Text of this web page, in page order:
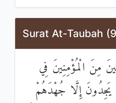
Surat At-Taubah
مِنَ الْمُؤْمِنِينَ فِي
يَجِدُونَ إِلَّا جُهْدَهُمْ